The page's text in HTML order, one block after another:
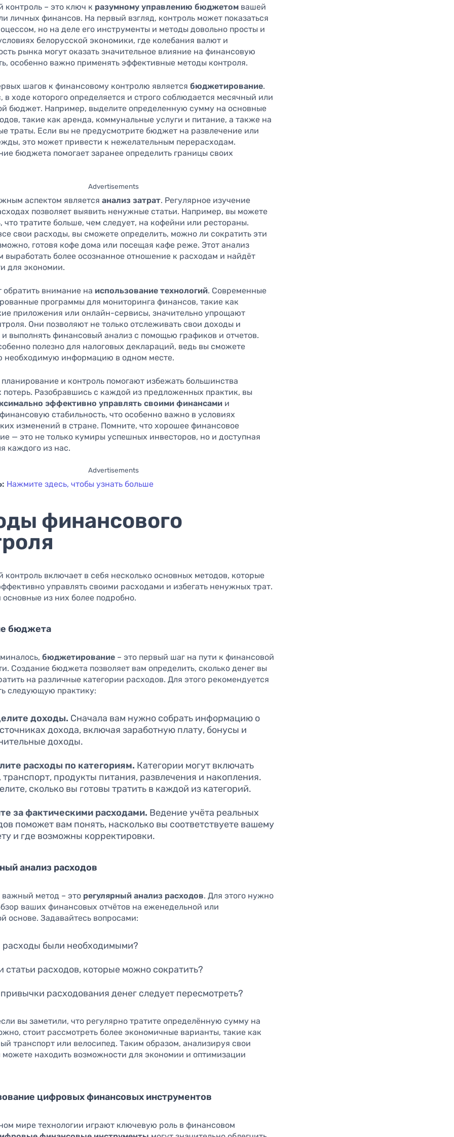
– это ключ к разумному управлению бюджетом вашей
личных финансов. На первый взгляд, контроль может показаться
но на деле его инструменты и методы довольно просты и
белорусской экономики, где колебания валют и
рынка могут оказать значительное влияние на финансовую
особенно важно применять эффективные методы контроля.
шагов к финансовому контролю являетсябюджетирование.
в ходе которого определяется и строго соблюдается месячный или
бюджет. Например, выделите определенную сумму на основные
такие как аренда, коммунальные услуги и питание, а также на
траты. Если вы не предусмотрите бюджет на развлечение или
это может привести к нежелательным перерасходам.
бюджета помогает заранее определить границы своих
Advertisements
аспектом являетсяанализ затрат. Регулярное изучение
позволяет выявить ненужные статьи. Например, вы можете
что тратите больше, чем следует, на кофейни или рестораны.
свои расходы, вы сможете определить, можно ли сократить эти
готовя кофе дома или посещая кафе реже. Этот анализ
выработать более осознанное отношение к расходам и найдёт
для экономии.
обратить внимание на использование технологий. Современные
программы для мониторинга финансов, такие как
приложения или онлайн-сервисы, значительно упрощают
Они позволяют не только отслеживать свои доходы и
выполнять финансовый анализ с помощью графиков и отчетов.
полезно для налоговых деклараций, ведь вы сможете
необходимую информацию в одном месте.
и контроль помогают избежать большинства
Разобравшись с каждой из предложенных практик, вы
эффективно управлять своими финансами и
стабильность, что особенно важно в условиях
изменений в стране. Помните, что хорошее финансовое
— это не только кумиры успешных инвесторов, но и доступная
каждого из нас.
Advertisements
Нажмите здесь, чтобы узнать больше
финансового
включает в себя несколько основных методов, которые
управлять своими расходами и избегать ненужных трат.
из них более подробно.
бюджета
бюджетирование – это первый шаг на пути к финансовой
Создание бюджета позволяет вам определить, сколько денег вы
на различные категории расходов. Для этого рекомендуется
следующую практику:
доходы. Сначала вам нужно собрать информацию о
дохода, включая заработную плату, бонусы и
доходы.
расходы по категориям. Категории могут включать
транспорт, продукты питания, развлечения и накопления.
сколько вы готовы тратить в каждой из категорий.
за фактическими расходами. Ведение учёта реальных
поможет вам понять, насколько вы соответствуете вашему
и где возможны корректировки.
анализ расходов
метод – это регулярный анализ расходов. Для этого нужно
ваших финансовых отчётов на еженедельной или
основе. Задавайтесь вопросами:
расходы были необходимыми?
статьи расходов, которые можно сократить?
расходования денег следует пересмотреть?
вы заметили, что регулярно тратите определённую сумму на
стоит рассмотреть более экономичные варианты, такие как
транспорт или велосипед. Таким образом, анализируя свои
находить возможности для экономии и оптимизации
цифровых финансовых инструментов
мире технологии играют ключевую роль в финансовом